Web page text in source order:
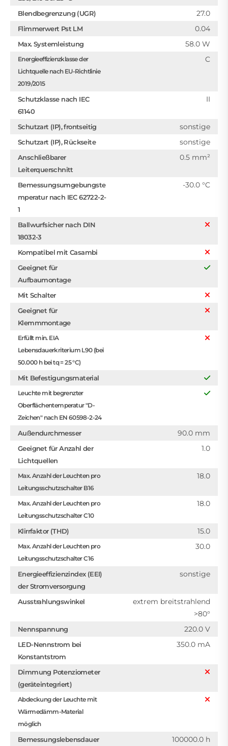
Blendbegrenzung (UGR) 27.0
Flimmerwert Pst LM 0.04
Max. Systemleistung 58.0 W
Energieeffizienzklasse der
Lichtquelle nach EU-Richtlinie
2019/2015
C
Schutzklasse nach IEC
61140
II
Schutzart (IP), frontseitig sonstige
Schutzart (IP), Rückseite sonstige
Anschließbarer
Leiterquerschnitt
0.5 mm²
Bemessungsumgebungste
mperatur nach IEC 62722-2-
1
-30.0 °C
Ballwurfsicher nach DIN
18032-3
Kompatibel mit Casambi
Geeignet für
Aufbaumontage
Mit Schalter
Geeignet für
Klemmmontage
Erfüllt min. EIA
Lebensdauerkriterium L90 (bei
50.000 h bei tq = 25 °C)
Mit Befestigungsmaterial
Leuchte mit begrenzter
Oberflächentemperatur "D-
Zeichen" nach EN 60598-2-24
Außendurchmesser 90.0 mm
Geeignet für Anzahl der
Lichtquellen
1.0
Max. Anzahl der Leuchten pro
Leitungsschutzschalter B16
18.0
Max. Anzahl der Leuchten pro
Leitungsschutzschalter C10
18.0
Klirrfaktor (THD) 15.0
Max. Anzahl der Leuchten pro
Leitungsschutzschalter C16
30.0
Energieeffizienzindex (EEI)
der Stromversorgung
sonstige
Ausstrahlungswinkel
extrem breitstrahlend
>80°
Nennspannung 220.0 V
LED-Nennstrom bei
Konstantstrom
350.0 mA
Dimmung Potenziometer
(geräteintegriert)
Abdeckung der Leuchte mit
Wärmedämm-Material
möglich
Bemessungslebensdauer 100000.0 h